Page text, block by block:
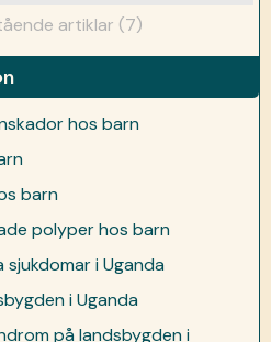
artiklar (7)
hos barn
barn
polyper hos barn
i Uganda
i Uganda
på landsbygden i